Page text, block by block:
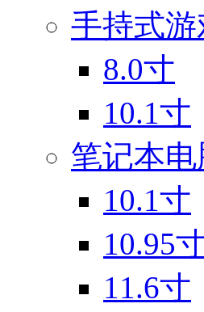
手持式游
8.0寸
10.1寸
笔记本电
10.1寸
10.95
11.6寸